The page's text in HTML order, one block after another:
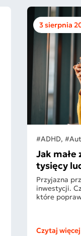
3 sierpnia
#ADHD,
Jak
tysięcy
Przyjazna
inwestycji.
które
Czytaj więcej